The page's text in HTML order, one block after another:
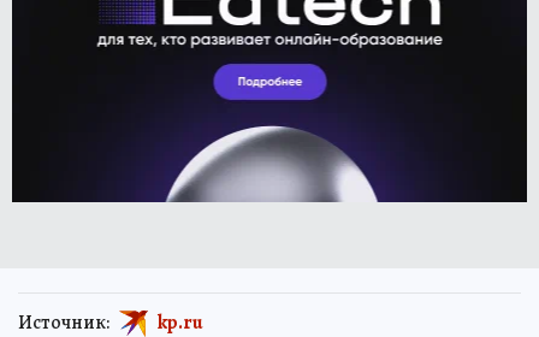
Источник: kp.ru